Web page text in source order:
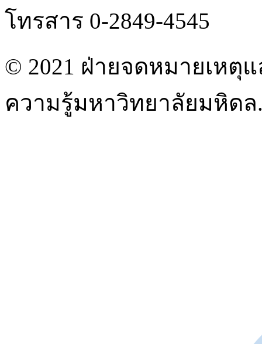
โทรสาร 0-2849-4545
© 2021 ฝ่ายจดหมายเห
ความรู้มหาวิทยาลัยมหิดล.